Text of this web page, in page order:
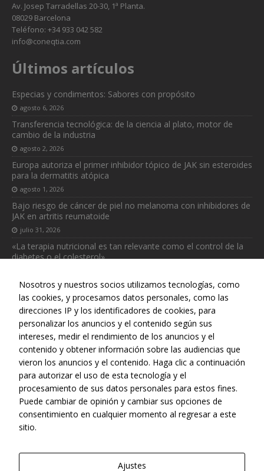
Av. Josep Tarradellas 20-30, 1ª Planta.
08029 Barcelona
Teléfono: +34 933 042 582
info@coneqtia.com
Últimos artículos
Especias y condimentos: Sabores con propósito
agosto 6, 2026
Transferencia tecnológica: de la ciencia al plato, motor de
cambio de la industria
agosto 2, 2026
Europa autoriza el primer inhibidor tópico de JAK sin esteroides
para la dermatitis atópica
agosto 1, 2026
Bajo riesgo de cáncer de piel no melanoma con inhibidores de
JAK en artritis reumatoide
julio 31, 2026
«La terapia nutricional es tan relevante como el control de la
diabetes o el colesterol»
Web realizada con el patrocinio del Centro Español de Derechos
Reprográficos
Nosotros y nuestros socios utilizamos tecnologías, como
las cookies, y procesamos datos personales, como las
direcciones IP y los identificadores de cookies, para
personalizar los anuncios y el contenido según sus
intereses, medir el rendimiento de los anuncios y el
contenido y obtener información sobre las audiencias que
vieron los anuncios y el contenido. Haga clic a continuación
para autorizar el uso de esta tecnología y el
procesamiento de sus datos personales para estos fines.
Puede cambiar de opinión y cambiar sus opciones de
consentimiento en cualquier momento al regresar a este
sitio.
Ajustes